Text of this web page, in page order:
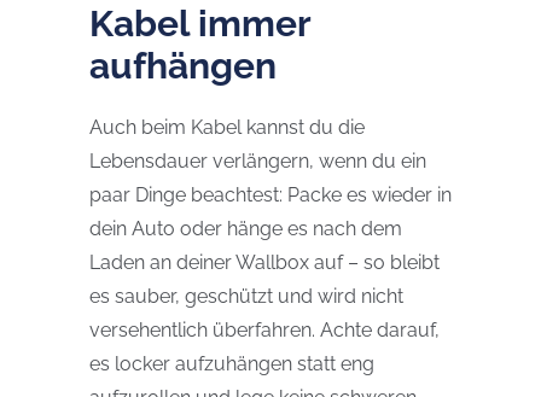
Kabel immer
aufhängen
Auch beim Kabel kannst du die
Lebensdauer verlängern, wenn du ein
paar Dinge beachtest: Packe es wieder in
dein Auto oder hänge es nach dem
Laden an deiner Wallbox auf – so bleibt
es sauber, geschützt und wird nicht
versehentlich überfahren. Achte darauf,
es locker aufzuhängen statt eng